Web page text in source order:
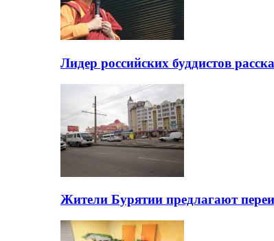
Лидер российских буддистов
Жители Бурятии предлагают